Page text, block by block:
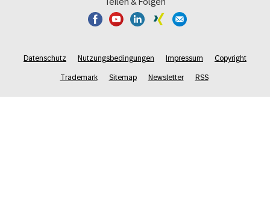
Teilen & Folgen
Datenschutz Nutzungsbedingungen Impressum Copyright
Trademark Sitemap Newsletter RSS